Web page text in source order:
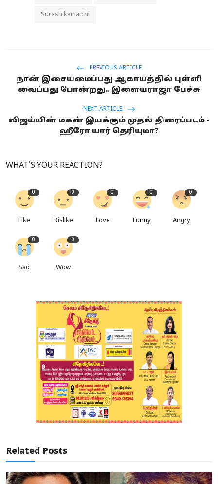
Suresh kamatchi
PREVIOUS ARTICLE
நான் இசையமைப்பது ஆகாயத்தில் புள்ளி
வைப்பது போன்றது.. இளையராஜா பேச்சு
NEXT ARTICLE
விஜய்யின் மகன் இயக்கும் முதல் திரைப்படம் -
ஹீரோ யார் தெரியுமா?
WHAT'S YOUR REACTION?
0
Like
0
Dislike
0
Love
0
Funny
0
Angry
0
Sad
0
Wow
Related Posts